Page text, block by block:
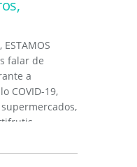
ESTAMOS
falar de
a
COVID-19,